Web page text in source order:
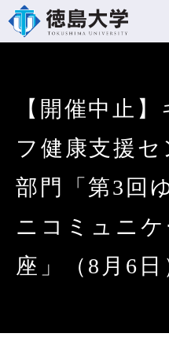
【開催中止
フ健康支援
部門「第3回
ニコミュニ
座」（8月6